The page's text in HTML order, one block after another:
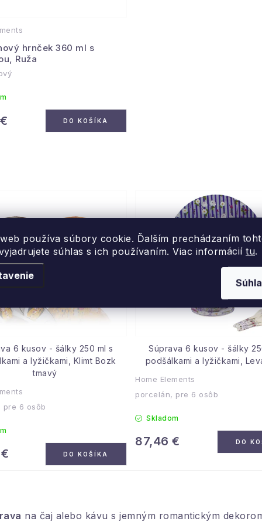
používa súbory cookie. Ďalším prechádzaním
súhlas s ich používaním. Viac informácií tu.
6 kusov - šálky 250 ml s
a lyžičkami, Klimt Bozk
tmavý
pre 6 osôb
DO KOŠÍKA
Súprava 6 kusov - šálky
podšálkami a lyžičkami,
Home Elements
porcelán, pre 6 osôb
Skladom
87,46 € DO
na čaj alebo kávu s jemným romantickým
hrnček 360 ml s
Ruža
DO KOŠÍKA